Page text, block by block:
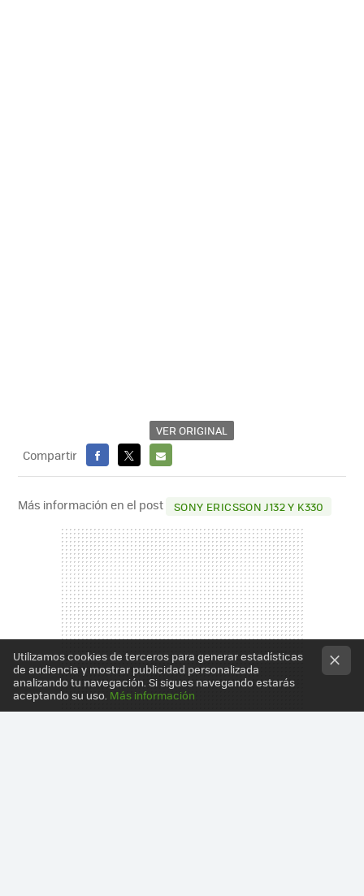
VER ORIGINAL
Compartir
FACEBOOK
X
E-
MAIL
Más información en el post SONY ERICSSON J132 Y K330
Utilizamos cookies de terceros para generar estadísticas
de audiencia y mostrar publicidad personalizada
analizando tu navegación. Si sigues navegando estarás
aceptando su uso. Más información